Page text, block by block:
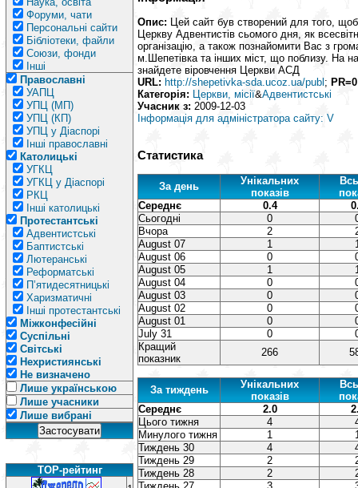
Форуми, чати
Персональні сайти
Бібліотеки, файли
Союзи, фонди
Інші
Православні
УАПЦ
УПЦ (МП)
УПЦ (КП)
УПЦ у Діаспорі
Інші православні
Католицькі
УГКЦ
УГКЦ у Діаспорі
РКЦ
Інші католицькі
Протестантські
Адвентистські
Баптистські
Лютеранські
Реформатські
П’ятидесятницькі
Харизматичні
Інші протестантські
Міжконфесійні
Суспільні
Світські
Нехристиянські
Не визначено
Лише українською
Лише учасники
Лише вибрані
TOP-рейтинг
Опис: Цей сайт був створений для того, щоб
Церкву Адвентистів сьомого дня, як
організацію, а також познайомити Вас з
м.Шепетівка та інших міст, що поблизу. На
знайдете віровчення Церкви АСД
URL: http://shepetivka-sda.ucoz.ua/publ ;
Категорія: Церкви, місії&Адвентистські
Учасник з: 2009-12-03
Інформація для адміністратора сайту: V
Статистика
За день
Унікальних
показів
Середнє
0.4
Сьогодні
0
Вчора
2
August 07
1
August 06
0
August 05
1
August 04
0
August 03
0
August 02
0
August 01
0
July 31
0
Кращий
показник
266
За тиждень
Унікальних
показів
Середнє
2.0
Цього тижня
4
Минулого тижня
1
Тиждень 30
4
Тиждень 29
2
Тиждень 28
2